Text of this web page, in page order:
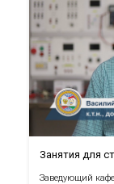
Занятия для
Заведующий